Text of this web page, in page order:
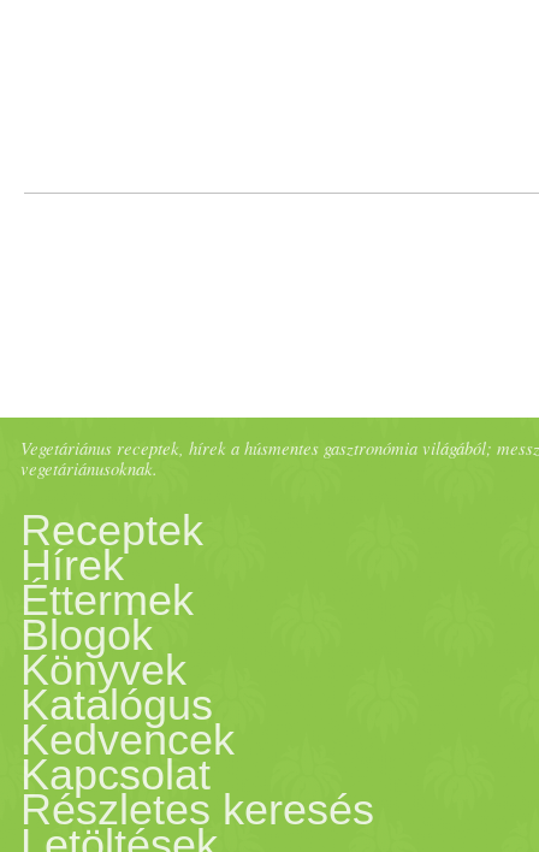
Vegetáriánus receptek, hírek a húsmentes gasztronómia világából;
vegetáriánusoknak.
Receptek
Hírek
Éttermek
Blogok
Könyvek
Katalógus
Kedvencek
Kapcsolat
Részletes keresés